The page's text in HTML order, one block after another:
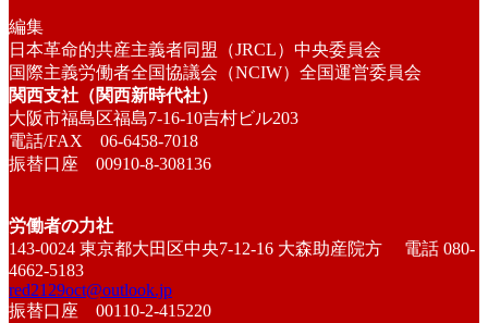
編集
日本革命的共産主義者同盟（JRCL）中央委員会
国際主義労働者全国協議会（NCIW）全国運営委員会
関西支社（関西新時代社）
大阪市福島区福島7-16-10吉村ビル203
電話/FAX 06-6458-7018
振替口座 00910-8-308136
労働者の力社
143-0024 東京都大田区中央7-12-16 大森助産院方 電話 080-
4662-5183
red2129oct@outlook.jp
振替口座 00110-2-415220